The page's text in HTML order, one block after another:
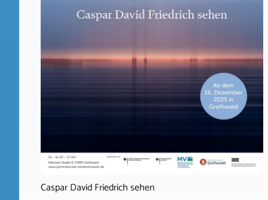
Caspar David Friedrich sehen